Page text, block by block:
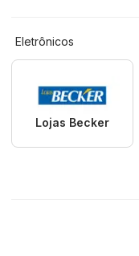
Eletrônicos
Lojas Becker